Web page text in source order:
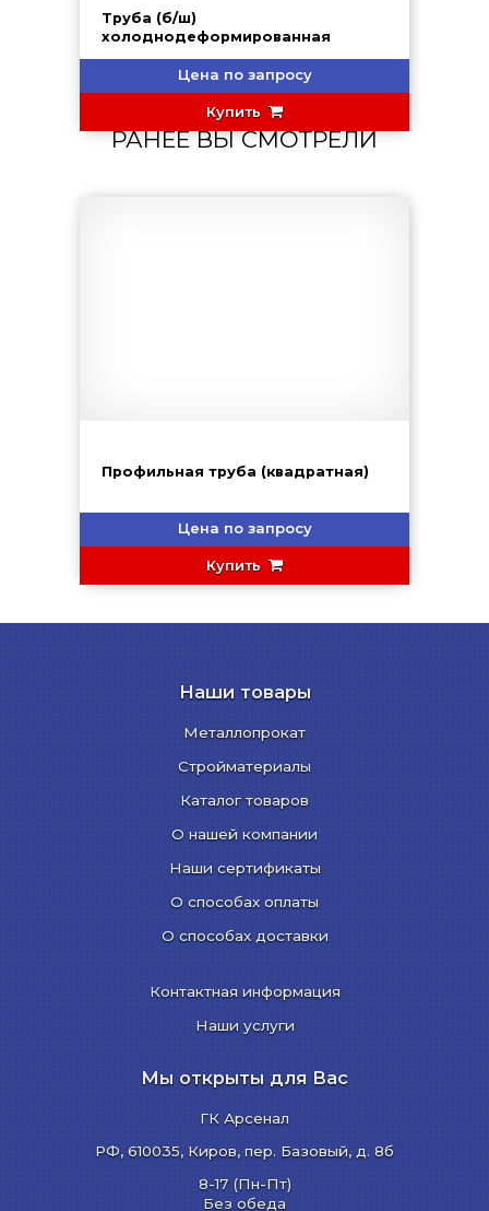
Труба (б/ш)
холоднодеформированная
Цена по запросу
Купить
РАНЕЕ ВЫ СМОТРЕЛИ
Профильная труба (квадратная)
Цена по запросу
Купить
Наши товары
Металлопрокат
Стройматериалы
Каталог товаров
О нашей компании
Наши сертификаты
О способах оплаты
О способах доставки
Контактная информация
Наши услуги
Мы открыты для Вас
ГК Арсенал
РФ, 610035, Киров, пер. Базовый, д. 8б
8-17 (Пн-Пт)
Без обеда